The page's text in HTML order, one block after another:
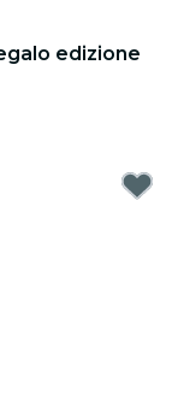
edizione